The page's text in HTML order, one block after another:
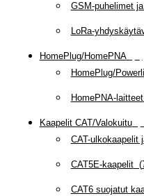
GSM-puhelimet
LoRa-
HomePlug/HomePNA(
HomePlug/
HomePNA-laitteet
Kaapelit CAT/Valokuitu(
CAT-ulkokaapelit
CAT5E-kaapelit(
CAT6 suojatut